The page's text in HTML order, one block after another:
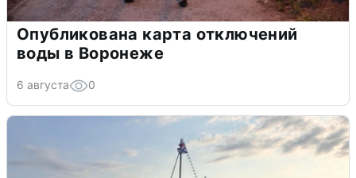
Опубликована карта отключений
воды в Воронеже
6 августа 0